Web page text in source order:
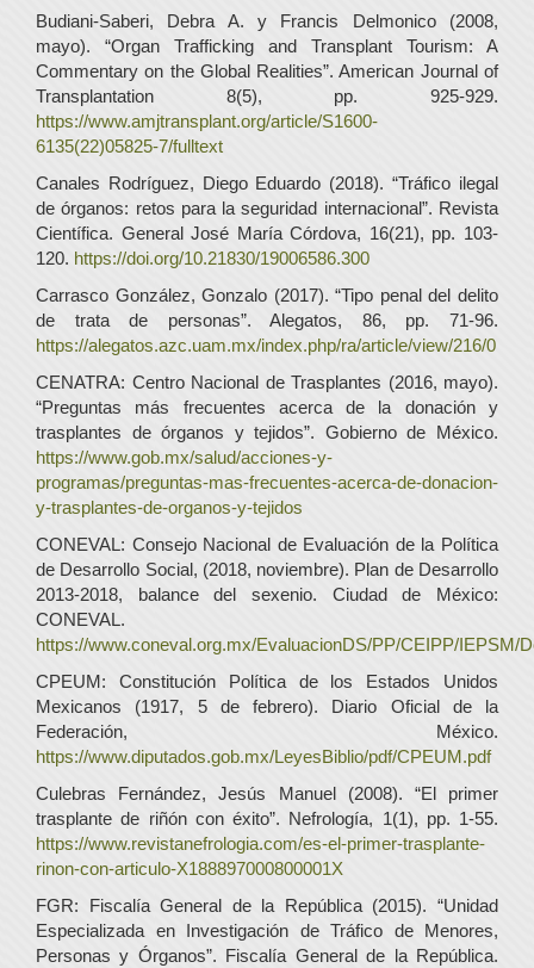
Budiani-Saberi, Debra A. y Francis Delmonico (2008,
mayo). “Organ Trafficking and Transplant Tourism: A
Commentary on the Global Realities”. American Journal of
Transplantation 8(5), pp. 925-929.
https://www.amjtransplant.org/article/S1600-
6135(22)05825-7/fulltext
Canales Rodríguez, Diego Eduardo (2018). “Tráfico ilegal
de órganos: retos para la seguridad internacional”. Revista
Científica. General José María Córdova, 16(21), pp. 103-
120. https://doi.org/10.21830/19006586.300
Carrasco González, Gonzalo (2017). “Tipo penal del delito
de trata de personas”. Alegatos, 86, pp. 71-96.
https://alegatos.azc.uam.mx/index.php/ra/article/view/216/0
CENATRA: Centro Nacional de Trasplantes (2016, mayo).
“Preguntas más frecuentes acerca de la donación y
trasplantes de órganos y tejidos”. Gobierno de México.
https://www.gob.mx/salud/acciones-y-
programas/preguntas-mas-frecuentes-acerca-de-donacion-
y-trasplantes-de-organos-y-tejidos
CONEVAL: Consejo Nacional de Evaluación de la Política
de Desarrollo Social, (2018, noviembre). Plan de Desarrollo
2013-2018, balance del sexenio. Ciudad de México:
CONEVAL.
https://www.coneval.org.mx/EvaluacionDS/PP/CEIPP/IEPSM/
CPEUM: Constitución Política de los Estados Unidos
Mexicanos (1917, 5 de febrero). Diario Oficial de la
Federación, México.
https://www.diputados.gob.mx/LeyesBiblio/pdf/CPEUM.pdf
Culebras Fernández, Jesús Manuel (2008). “El primer
trasplante de riñón con éxito”. Nefrología, 1(1), pp. 1-55.
https://www.revistanefrologia.com/es-el-primer-trasplante-
rinon-con-articulo-X188897000800001X
FGR: Fiscalía General de la República (2015). “Unidad
Especializada en Investigación de Tráfico de Menores,
Personas y Órganos”. Fiscalía General de la República.